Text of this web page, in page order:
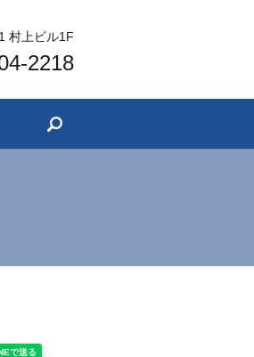
村上ビル1F
2218
search